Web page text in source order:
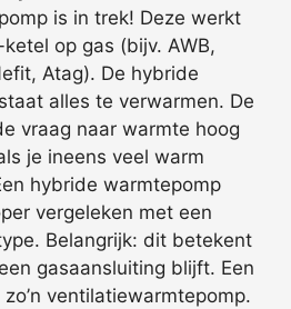
is in trek! Deze werkt
op gas (bijv. AWB,
Atag). De hybride
alles te verwarmen. De
vraag naar warmte hoog
je ineens veel warm
hybride warmtepomp
vergeleken met een
Belangrijk: dit betekent
gasaansluiting blijft. Een
ventilatiewarmtepomp.